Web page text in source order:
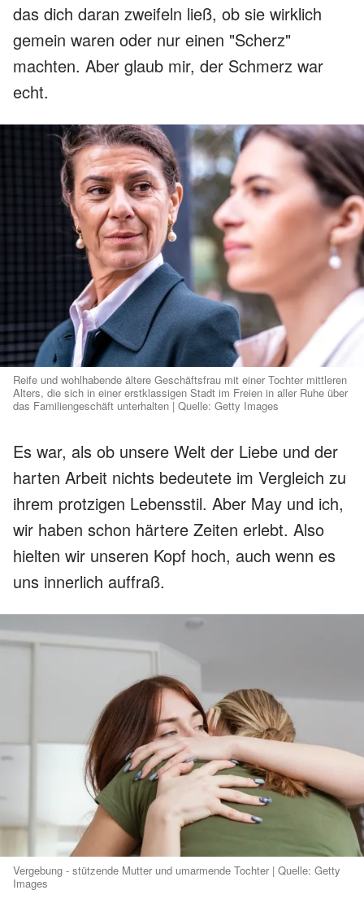
das dich daran zweifeln ließ, ob sie wirklich
gemein waren oder nur einen "Scherz"
machten. Aber glaub mir, der Schmerz war
echt.
Reife und wohlhabende ältere Geschäftsfrau mit einer Tochter mittleren
Alters, die sich in einer erstklassigen Stadt im Freien in aller Ruhe über
das Familiengeschäft unterhalten | Quelle: Getty Images
Es war, als ob unsere Welt der Liebe und der
harten Arbeit nichts bedeutete im Vergleich zu
ihrem protzigen Lebensstil. Aber May und ich,
wir haben schon härtere Zeiten erlebt. Also
hielten wir unseren Kopf hoch, auch wenn es
uns innerlich auffraß.
Vergebung - stützende Mutter und umarmende Tochter | Quelle: Getty
Images